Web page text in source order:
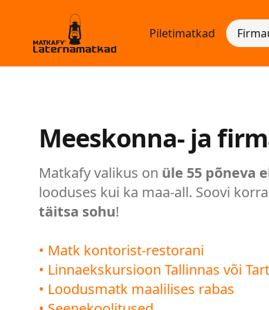
Piletimatkad
Meeskonna- ja
Matkafy valikus on üle 55 põneva
looduses kui ka maa-all. Soovi
täitsa sohu!
• Matk kontorist-restorani
• Linnaekskursioon Tallinnas või
• Loodusmatk maalilises rabas